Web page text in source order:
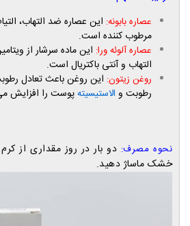
عصاره بابونه: این عصاره ضد التهاب،
مرطوب کننده است.
عصاره آلوئه ورا: این ماده سرشار از
التهاب و آنتی باکتریال است.
روغن زیتون: این روغن باعث تعادل
رطوبت و الاستیسیتهپوست را افزایش
نحوه مصرف: دو بار در روز مقداری از
خشک ماساژ دهید.